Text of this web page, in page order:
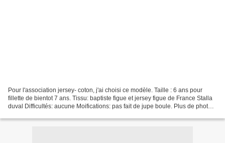
Pour l'association jersey- coton, j'ai choisi ce modèle. Taille : 6 ans pour
fillette de bientot 7 ans. Tissu: baptiste figue et jersey figue de France Stalla
duval Difficultés: aucune Moifications: pas fait de jupe boule. Plus de photos